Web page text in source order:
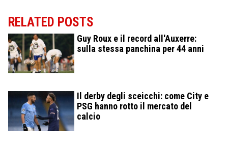
RELATED POSTS
Guy Roux e il record all'Auxerre:
sulla stessa panchina per 44 anni
Il derby degli sceicchi: come City e
PSG hanno rotto il mercato del
calcio